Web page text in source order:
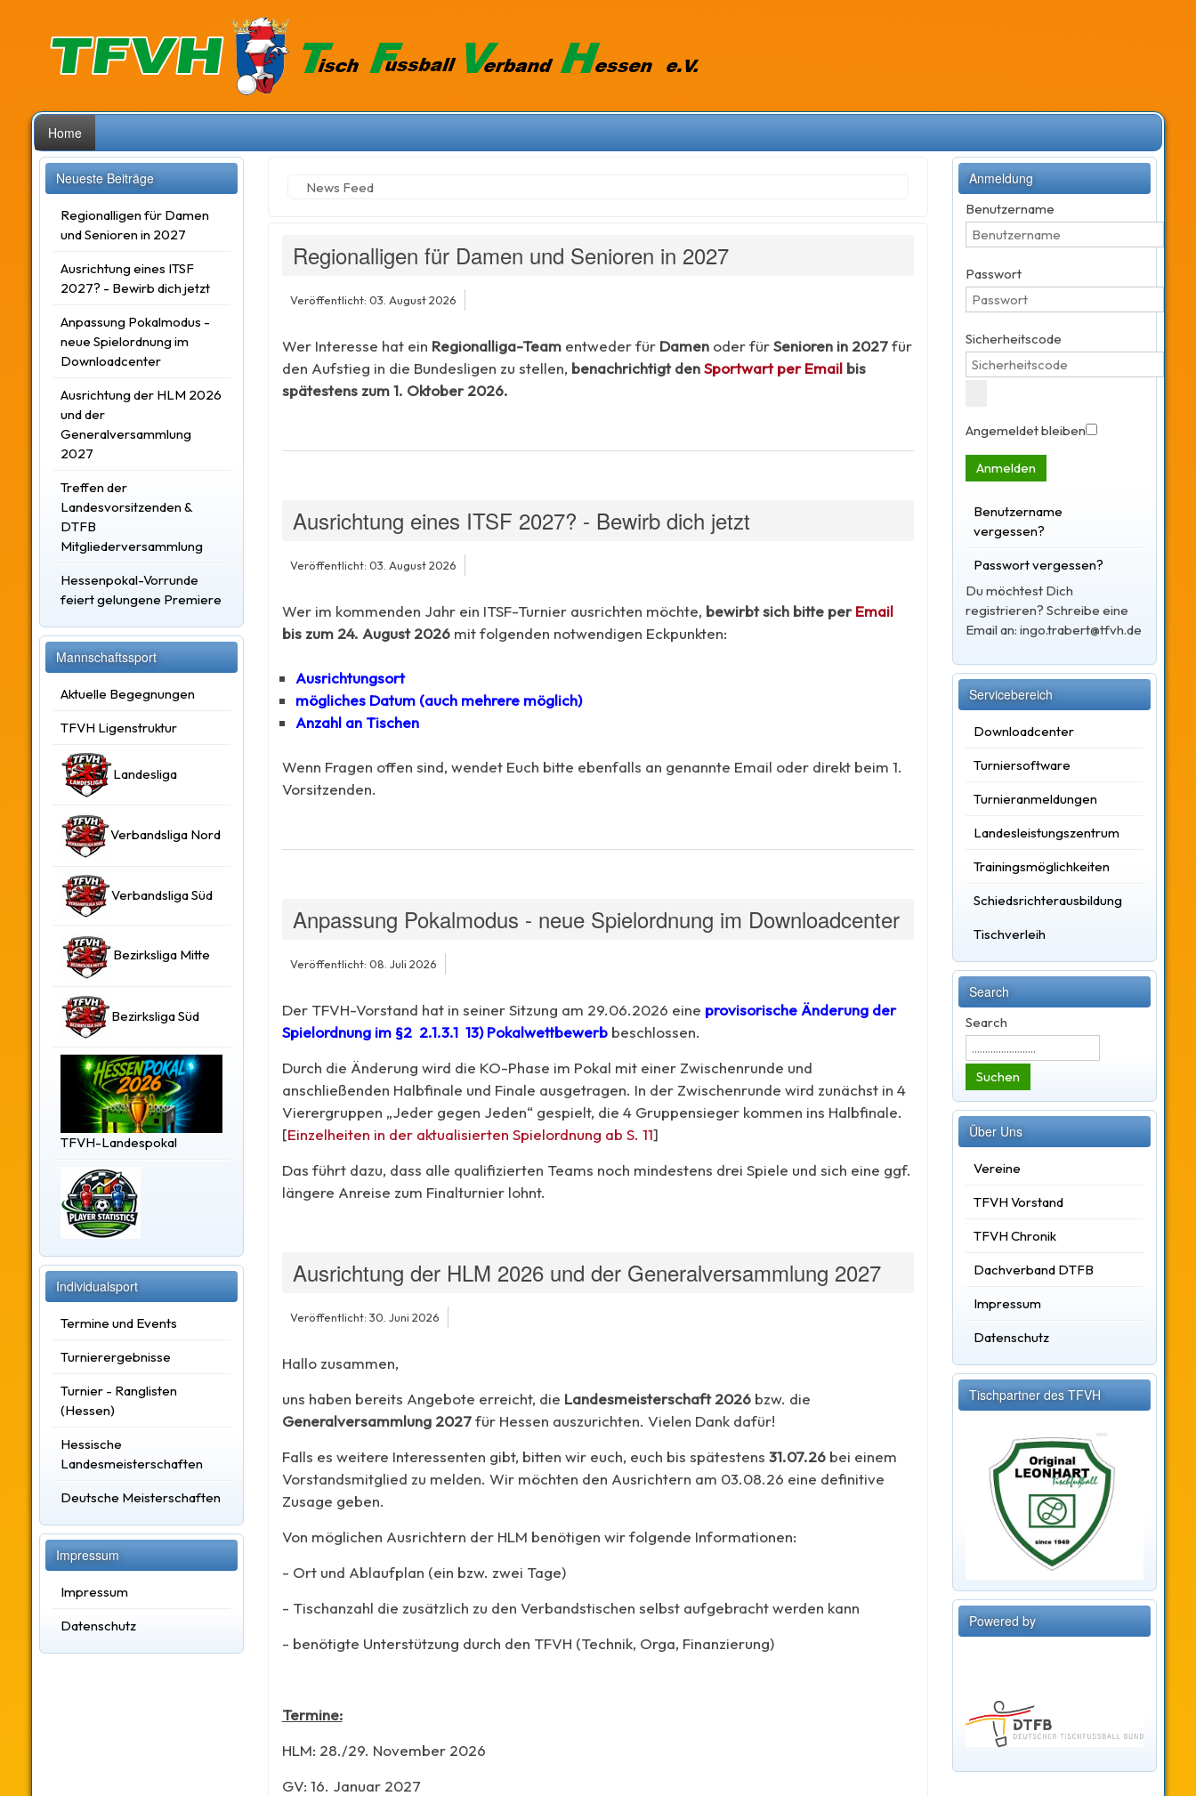
Home
Neueste Beiträge
Regionalligen für Damen
und Senioren in 2027
Ausrichtung eines ITSF
2027? - Bewirb dich jetzt
Anpassung Pokalmodus -
neue Spielordnung im
Downloadcenter
Ausrichtung der HLM 2026
und der
Generalversammlung
2027
Treffen der
Landesvorsitzenden &
DTFB
Mitgliederversammlung
Hessenpokal-Vorrunde
feiert gelungene Premiere
Mannschaftssport
Aktuelle Begegnungen
TFVH Ligenstruktur
Landesliga
Verbandsliga Nord
Verbandsliga Süd
Bezirksliga Mitte
Bezirksliga Süd
TFVH-Landespokal
Individualsport
Termine und Events
Turnierergebnisse
Turnier - Ranglisten
(Hessen)
Hessische
Landesmeisterschaften
Deutsche Meisterschaften
Impressum
Impressum
Datenschutz
News Feed
Regionalligen für Damen und Senioren in 2027
Veröffentlicht: 03. August 2026
Wer Interesse hat ein Regionalliga-Teamentweder für Damenoder fürSenioren in 2027für
den Aufstieg in die Bundesligen zu stellen, benachrichtigt denSportwart per Email bis
spätestens zum 1. Oktober 2026.
Ausrichtung eines ITSF 2027? - Bewirb dich jetzt
Veröffentlicht: 03. August 2026
Wer im kommenden Jahr ein ITSF-Turnier ausrichten möchte, bewirbt sich bitte perEmail
bis zum 24. August 2026mit folgenden notwendigen Eckpunkten:
Ausrichtungsort
mögliches Datum (auch mehrere möglich)
Anzahl an Tischen
Wenn Fragen offen sind, wendet Euch bitte ebenfalls an genannte Email oder direkt beim 1.
Vorsitzenden.
Anpassung Pokalmodus - neue Spielordnung im Downloadcenter
Veröffentlicht: 08. Juli 2026
Der TFVH-Vorstand hat in seiner Sitzung am 29.06.2026 eine provisorische Änderung der
Spielordnungim §2 2.1.3.1 13) Pokalwettbewerbbeschlossen.
Durch die Änderung wird die KO-Phase im Pokal mit einer Zwischenrunde und
anschließenden Halbfinale und Finale ausgetragen. In der Zwischenrunde wird zunächst in 4
Vierergruppen „Jeder gegen Jeden“ gespielt, die 4 Gruppensieger kommen ins Halbfinale.
[Einzelheiten in der aktualisierten Spielordnung ab S. 11]
Das führt dazu, dass alle qualifizierten Teams noch mindestens drei Spiele und sich eine ggf.
längere Anreise zum Finalturnier lohnt.
Ausrichtung der HLM 2026 und der Generalversammlung 2027
Veröffentlicht: 30. Juni 2026
Hallo zusammen,
uns haben bereits Angebote erreicht, die Landesmeisterschaft 2026bzw. die
Generalversammlung 2027für Hessen auszurichten. Vielen Dank dafür!
Falls es weitere Interessenten gibt, bitten wir euch, euch bis spätestens 31.07.26bei einem
Vorstandsmitglied zu melden. Wir möchten den Ausrichtern am 03.08.26 eine definitive
Zusage geben.
Von möglichen Ausrichtern der HLM benötigen wir folgende Informationen:
- Ort und Ablaufplan (ein bzw. zwei Tage)
- Tischanzahl die zusätzlich zu den Verbandstischen selbst aufgebracht werden kann
- benötigte Unterstützung durch den TFVH (Technik, Orga, Finanzierung)
Termine:
HLM: 28./29. November 2026
GV: 16. Januar 2027
Anmeldung
Benutzername
Passwort
Sicherheitscode
Angemeldet bleiben
Anmelden
Benutzername
vergessen?
Passwort vergessen?
Du möchtest Dich
registrieren? Schreibe eine
Email an: ingo.trabert@tfvh.de
Servicebereich
Downloadcenter
Turniersoftware
Turnieranmeldungen
Landesleistungszentrum
Trainingsmöglichkeiten
Schiedsrichterausbildung
Tischverleih
Search
Search
Suchen
Über Uns
Vereine
TFVH Vorstand
TFVH Chronik
Dachverband DTFB
Impressum
Datenschutz
Tischpartner des TFVH
Powered by